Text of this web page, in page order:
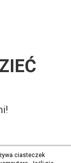
ciasteczek